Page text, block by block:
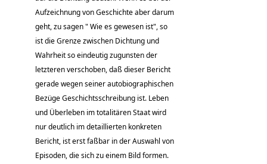
Aufzeichnung von Geschichte aber darum
geht, zu sagen " Wie es gewesen ist", so
ist die Grenze zwischen Dichtung und
Wahrheit so eindeutig zugunsten der
letzteren verschoben, daß dieser Bericht
gerade wegen seiner autobiographischen
Bezüge Geschichtsschreibung ist. Leben
und Überleben im totalitären Staat wird
nur deutlich im detaillierten konkreten
Bericht, ist erst faßbar in der Auswahl von
Episoden, die sich zu einem Bild formen.